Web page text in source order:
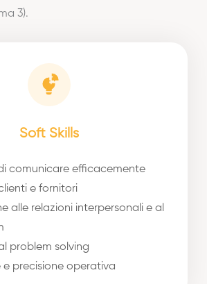
3).
Soft Skills
comunicare efficacemente
e fornitori
alle relazioni interpersonali e al
problem solving
e precisione operativa